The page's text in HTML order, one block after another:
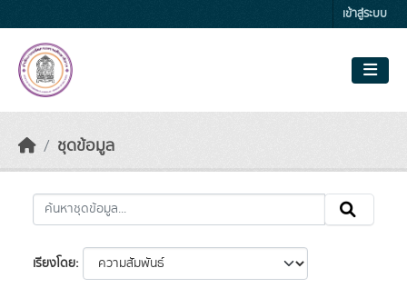
เข้าสู่ระบบ
ชุดข้อมูล
เรียงโดย